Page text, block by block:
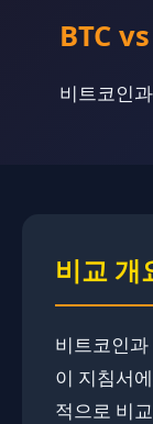
BTC
비트코인
비교 개
비트코인
이 지침서
적으로 비